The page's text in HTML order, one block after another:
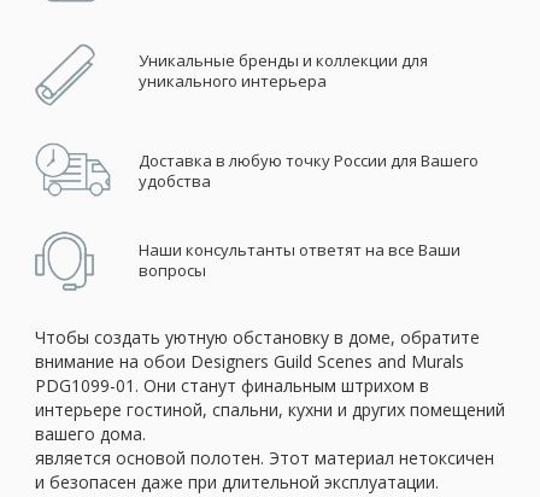
Уникальные бренды и коллекции для
уникального интерьера
Доставка в любую точку России для Вашего
удобства
Наши консультанты ответят на все Ваши
вопросы
Чтобы создать уютную обстановку в доме, обратите
внимание на обои Designers Guild Scenes and Murals
PDG1099-01. Они станут финальным штрихом в
интерьере гостиной, спальни, кухни и других помещений
вашего дома.
является основой полотен. Этот материал нетоксичен
и безопасен даже при длительной эксплуатации.